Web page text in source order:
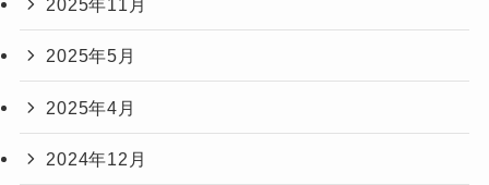
2025年11月
2025年5月
2025年4月
2024年12月